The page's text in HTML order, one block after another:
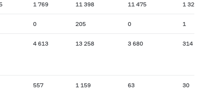
1 769 11 398 11 475 1 323
0 205 0 1
4 613 13 258 3 680 314
557 1 159 63 30